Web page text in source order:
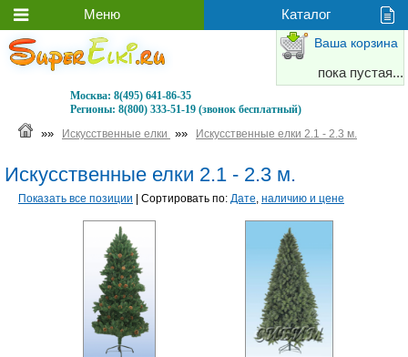
Москва: 8(495) 641-86-35
Регионы: 8(800) 333-51-19 (звонок бесплатный)
Ваша корзина
пока пустая...
»» Искусственные елки »» Искусственные елки 2.1 - 2.3 м.
Искусственные елки 2.1 - 2.3 м.
Показать все позиции | Сортировать по: Дате, наличию и цене